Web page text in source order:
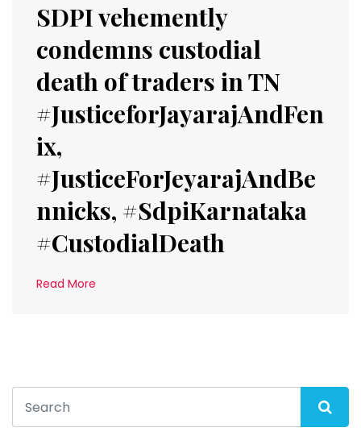
SDPI vehemently
condemns custodial
death of traders in TN
#JusticeforJayarajAndFen
ix,
#JusticeForJeyarajAndBe
nnicks, #SdpiKarnataka
#CustodialDeath
Read More